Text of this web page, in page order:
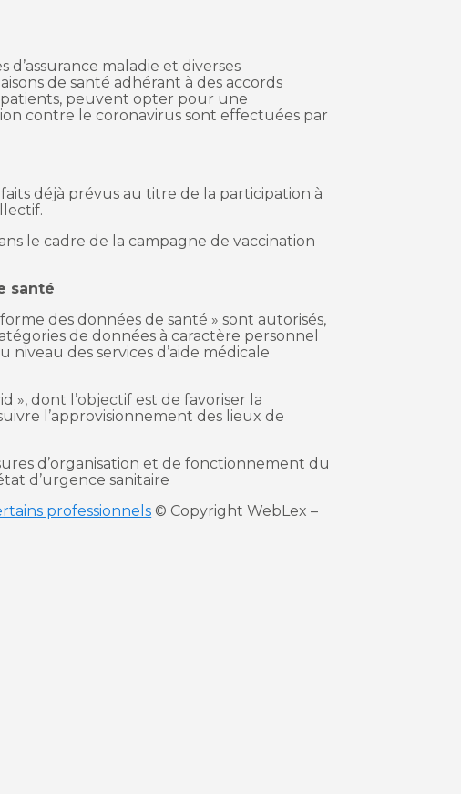
d’assurance maladie et diverses
de santé adhérant à des accords
peuvent opter pour une
contre le coronavirus sont effectuées par
déjà prévus au titre de la participation à
le cadre de la campagne de vaccination
santé
des données de santé » sont autorisés,
de données à caractère personnel
des services d’aide médicale
», dont l’objectif est de favoriser la
l’approvisionnement des lieux de
d’organisation et de fonctionnement du
d’urgence sanitaire
professionnels © Copyright WebLex –